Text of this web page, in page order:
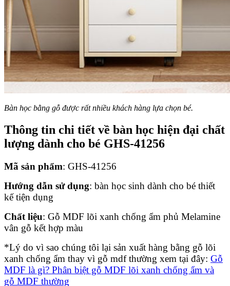
Bàn học bằng gỗ được rất nhiều khách hàng lựa chọn bé.
Thông tin chi tiết về bàn học hiện đại chất
lượng dành cho bé GHS-41256
Mã sản phẩm: GHS-41256
Hướng dẫn sử dụng: bàn học sinh dành cho bé thiết
kế tiện dụng
Chất liệu: Gỗ MDF lõi xanh chống ẩm phủ Melamine
vân gỗ kết hợp màu
*Lý do vì sao chúng tôi lại sản xuất hàng bằng gỗ lõi
xanh chống ẩm thay vì gỗ mdf thường xem tại đây: Gỗ
MDF là gì? Phân biệt gỗ MDF lõi xanh chống ẩm và
gỗ MDF thường